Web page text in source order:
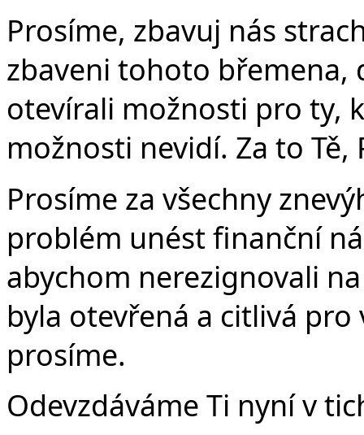
Prosíme, zbavuj nás
zbaveni tohoto břemena,
otevírali možnosti pro ty,
možnosti nevidí. Za to Tě,
Prosíme za všechny
problém unést finanční
abychom nerezignovali
byla otevřená a citlivá pro
prosíme.
Odevzdáváme Ti nyní v